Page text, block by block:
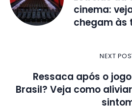
cinema:
chegam às
NEXT
Ressaca após o
Brasil? Veja como